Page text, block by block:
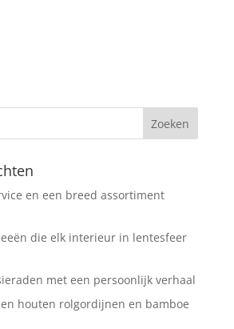
en een breed assortiment
die elk interieur in lentesfeer
met een persoonlijk verhaal
houten rolgordijnen en bamboe